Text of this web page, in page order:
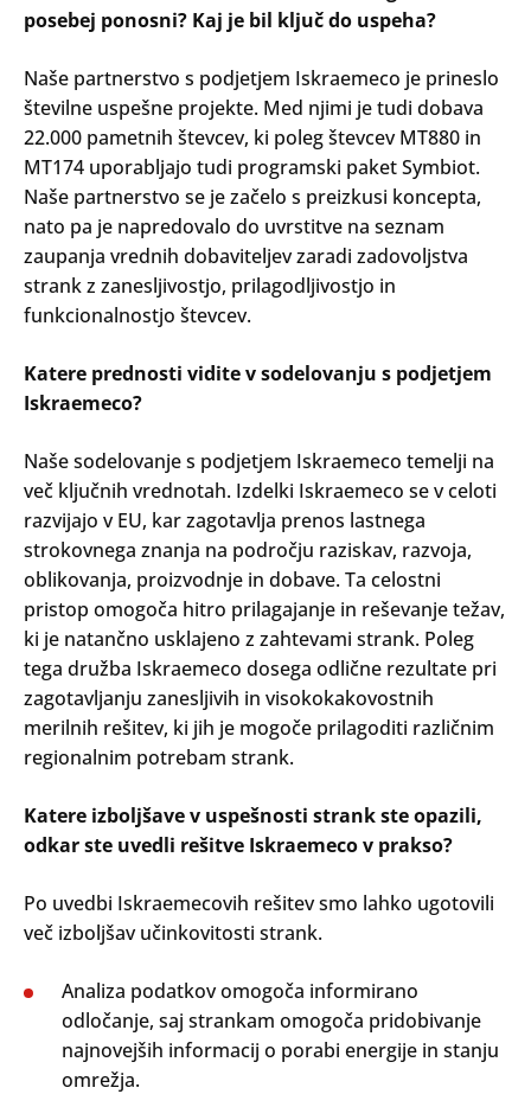
posebej ponosni? Kaj je bil ključ do uspeha?
Naše partnerstvo s podjetjem Iskraemeco je prineslo
številne uspešne projekte. Med njimi je tudi dobava
22.000 pametnih števcev, ki poleg števcev MT880 in
MT174 uporabljajo tudi programski paket Symbiot.
Naše partnerstvo se je začelo s preizkusi koncepta,
nato pa je napredovalo do uvrstitve na seznam
zaupanja vrednih dobaviteljev zaradi zadovoljstva
strank z zanesljivostjo, prilagodljivostjo in
funkcionalnostjo števcev.
Katere prednosti vidite v sodelovanju s podjetjem
Iskraemeco?
Naše sodelovanje s podjetjem Iskraemeco temelji na
več ključnih vrednotah. Izdelki Iskraemeco se v celoti
razvijajo v EU, kar zagotavlja prenos lastnega
strokovnega znanja na področju raziskav, razvoja,
oblikovanja, proizvodnje in dobave. Ta celostni
pristop omogoča hitro prilagajanje in reševanje težav,
ki je natančno usklajeno z zahtevami strank. Poleg
tega družba Iskraemeco dosega odlične rezultate pri
zagotavljanju zanesljivih in visokokakovostnih
merilnih rešitev, ki jih je mogoče prilagoditi različnim
regionalnim potrebam strank.
Katere izboljšave v uspešnosti strank ste opazili,
odkar ste uvedli rešitve Iskraemeco v prakso?
Po uvedbi Iskraemecovih rešitev smo lahko ugotovili
več izboljšav učinkovitosti strank.
Analiza podatkov omogoča informirano
odločanje, saj strankam omogoča pridobivanje
najnovejših informacij o porabi energije in stanju
omrežja.